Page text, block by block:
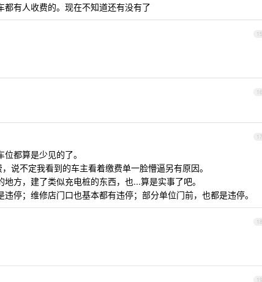
有人收费的。现在不知道还有没有了
15
16
17
都算是少见的了。
说不定我看到的车主看着缴费单一脸懵逼另有原因。
方，建了类似充电桩的东西，也...算是实事了吧。
停；维修店门口也基本都有违停；部分单位门前，也都是违停。
18
19